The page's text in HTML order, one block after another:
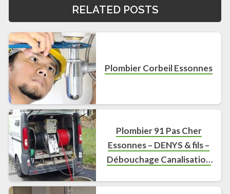
RELATED POSTS
Plombier Corbeil Essonnes
Plombier 91 Pas Cher
Essonnes – DENYS & fils –
Débouchage Canalisation
Canalisation Essonnes